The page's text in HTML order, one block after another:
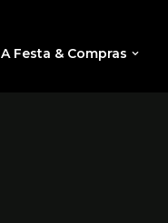
A Festa & Compras